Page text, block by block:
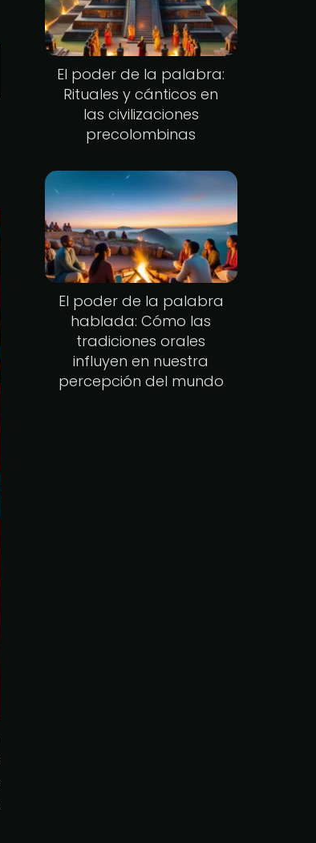
El poder de la palabra:
Rituales y cánticos en
las civilizaciones
precolombinas
El poder de la palabra
hablada: Cómo las
tradiciones orales
influyen en nuestra
percepción del mundo